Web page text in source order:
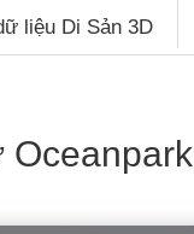
liệu Di Sản 3D
Oceanpark